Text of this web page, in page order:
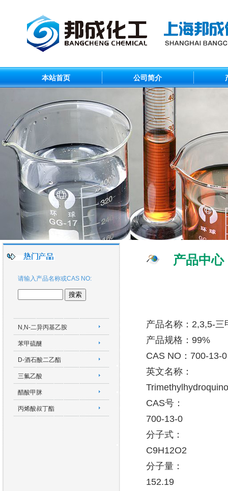
本站首页 公司简介
请输入产品名称或CAS NO:
N,N-二异丙基乙胺
苯甲硫醚
D-酒石酸二乙酯
三氟乙酸
醋酸甲脒
丙烯酸叔丁酯
产品中心
产品名称：2,3,5-三
产品规格：99%
CAS NO：700-13-0
英文名称：
CAS号：
700-13-0
分子式：
C9H12O2
分子量：
152.19